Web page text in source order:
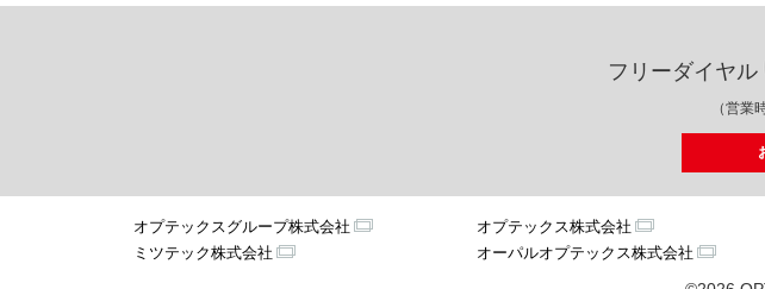
フリーダイヤル
（営業
オプテックスグループ株式会社 オプテックス株式会社
ミツテック株式会社
オーパルオプテックス株式会社